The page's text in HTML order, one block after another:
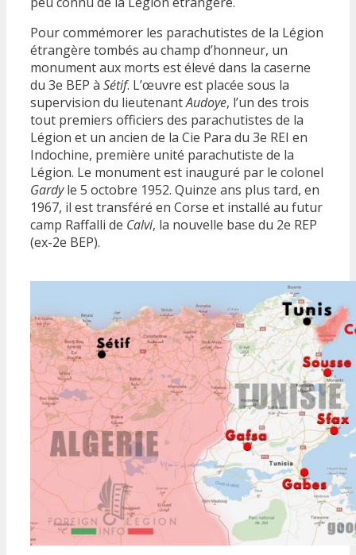
Pour commémorer les parachutistes de la Légion
étrangère tombés au champ d’honneur, un
monument aux morts est élevé dans la caserne
du 3e BEP à Sétif. L’œuvre est placée sous la
supervision du lieutenantAudoye, l’un des trois
tout premiers officiers des parachutistes de la
Légion et un ancien de la Cie Para du 3e REI en
Indochine, première unité parachutiste de la
Légion. Le monument est inauguré par le colonel
Gardyle 5 octobre 1952. Quinze ans plus tard, en
1967, il est transféré en Corse et installé au futur
camp Raffalli de Calvi, la nouvelle base du 2e REP
(ex-2e BEP).